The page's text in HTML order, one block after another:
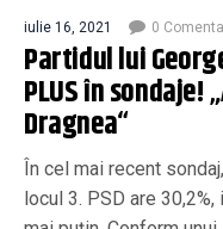
iulie 16, 2021 0
Partidul lui
PLUS în sondaje!
Dragnea“
În cel mai recent
locul 3. PSD are